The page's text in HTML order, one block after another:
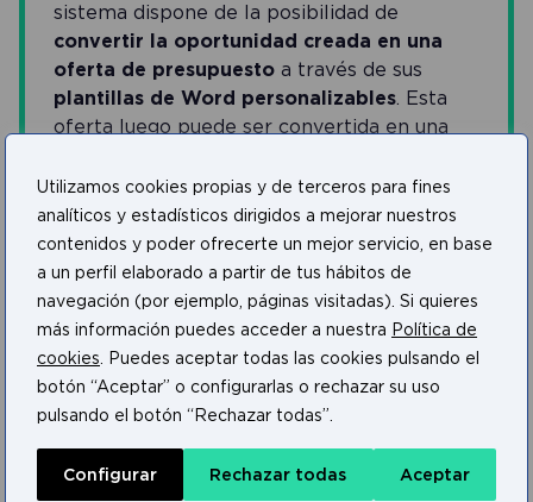
Utilizamos cookies propias y de terceros para fines
analíticos y estadísticos dirigidos a mejorar nuestros
contenidos y poder ofrecerte un mejor servicio, en base
a un perfil elaborado a partir de tus hábitos de
navegación (por ejemplo, páginas visitadas). Si quieres
más información puedes acceder a nuestra Política de
cookies . Puedes aceptar todas las cookies pulsando el
botón “Aceptar” o configurarlas o rechazar su uso
pulsando el botón “Rechazar todas”.
Configurar Rechazar todas Aceptar
sistema dispone de la posibilidad de
convertir la oportunidad creada en una
oferta de presupuesto a través de sus
plantillas de Word personalizables. Esta
oferta luego puede ser convertida en una
factura , con laposibilidad de realizar
modificacionespor el usuario en caso de
que sea necesario.
Como se observa,
Dynamics 365 for Sales
ofrece un proceso de gestión del
proceso
de venta muy directo e intuitivo para el
usuario
. Además del proceso de venta, el
software también dispone de otras
sección de campañas express de